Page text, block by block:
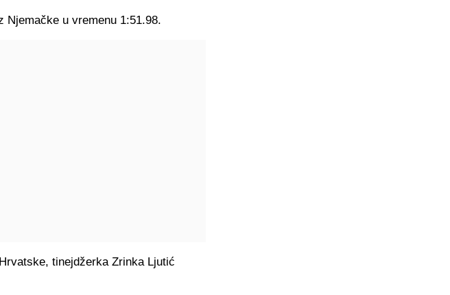
Njemačke u vremenu 1:51.98.
tinejdžerka Zrinka Ljutić